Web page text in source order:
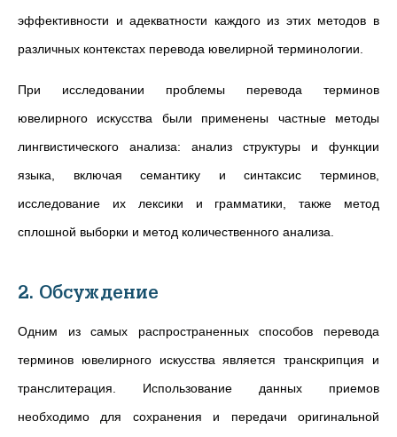
эффективности и адекватности каждого из этих методов в
различных контекстах перевода ювелирной терминологии.
При исследовании проблемы перевода терминов
ювелирного искусства были применены частные методы
лингвистического анализа: анализ структуры и функции
языка, включая семантику и синтаксис терминов,
исследование их лексики и грамматики, также метод
сплошной выборки и метод количественного анализа.
2. Обсуждение
Одним из самых распространенных способов перевода
терминов ювелирного искусства является транскрипция и
транслитерация. Использование данных приемов
необходимо для сохранения и передачи оригинальной